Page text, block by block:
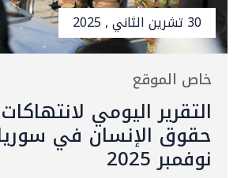
30 تشرين الثاني , 2025
خاص الموقع
التقرير اليومي لانتهاكات
نوفمبر 2025